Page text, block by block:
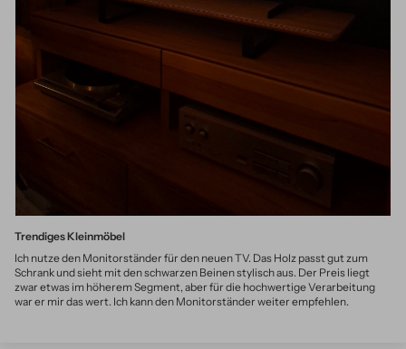
Trendiges Kleinmöbel
Ich nutze den Monitorständer für den neuen TV. Das Holz passt gut zum
Schrank und sieht mit den schwarzen Beinen stylisch aus. Der Preis liegt
zwar etwas im höherem Segment, aber für die hochwertige Verarbeitung
war er mir das wert. Ich kann den Monitorständer weiter empfehlen.